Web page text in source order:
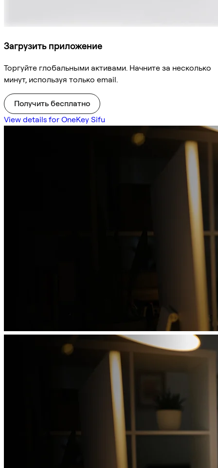
Загрузить приложение
Торгуйте глобальными активами. Начните за несколько
минут, используя только email.
Получить бесплатно
View details for OneKey Sifu